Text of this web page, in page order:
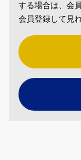
する場合は、会
会員登録して見